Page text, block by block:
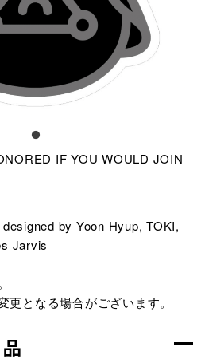
IF YOU WOULD JOIN
by Yoon Hyup, TOKI,
Jarvis
となる場合がございます。